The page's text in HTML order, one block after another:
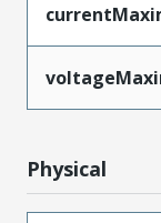
Physical